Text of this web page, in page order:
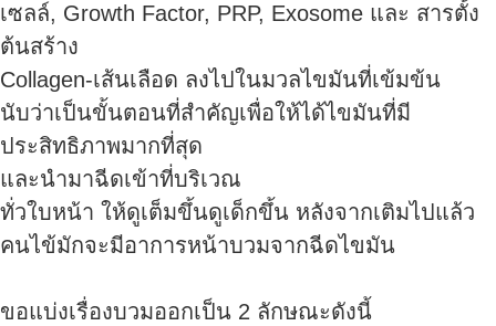
เซลล์, Growth Factor, PRP, Exosome และ สารตั้ง
ต้นสร้าง
Collagen-เส้นเลือด ลงไปในมวลไขมันที่เข้มข้น
นับว่าเป็นขั้นตอนที่สำคัญเพื่อให้ได้ไขมันที่มี
ประสิทธิภาพมากที่สุด
และนำมาฉีดเข้าที่บริเวณ
ทั่วใบหน้า ให้ดูเต็มขึ้นดูเด็กขึ้น หลังจากเติมไปแล้ว
คนไข้มักจะมีอาการหน้าบวมจากฉีดไขมัน
ขอแบ่งเรื่องบวมออกเป็น 2 ลักษณะดังนี้